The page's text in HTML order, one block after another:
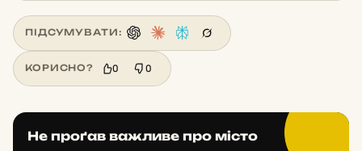
ПІДСУМУВАТИ:
КОРИСНО? 0 0
Не проґав важливе про місто